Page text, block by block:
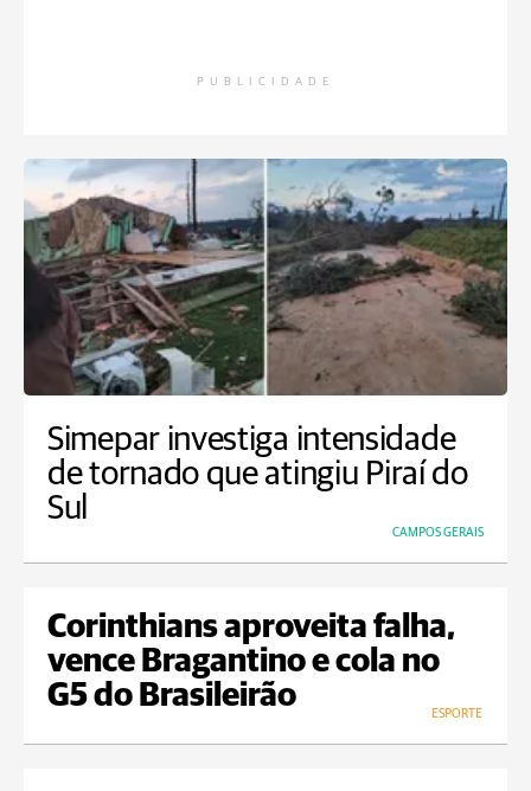
PUBLICIDADE
Simepar investiga intensidade
de tornado que atingiu Piraí do
Sul
CAMPOS GERAIS
Corinthians aproveita falha,
vence Bragantino e cola no
G5 do Brasileirão
ESPORTE